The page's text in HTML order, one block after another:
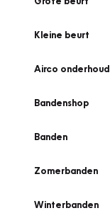
Kleine beurt
Airco onderhoud
Bandenshop
Banden
Zomerbanden
Winterbanden